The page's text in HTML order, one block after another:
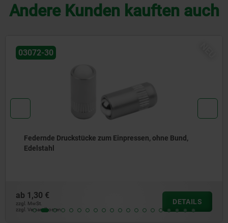
Andere Kunden kauften auch
03071-90
Federnde Druckstücke glatte Ausführung, ohne Bund,
Stahl
ab0,99 €
zzgl. MwSt.
zzgl. Versandkosten
DETAILS